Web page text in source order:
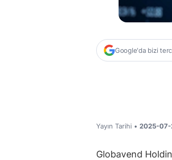
Google'da bizi
Yayın Tarihi • 2025-07-
Globavend